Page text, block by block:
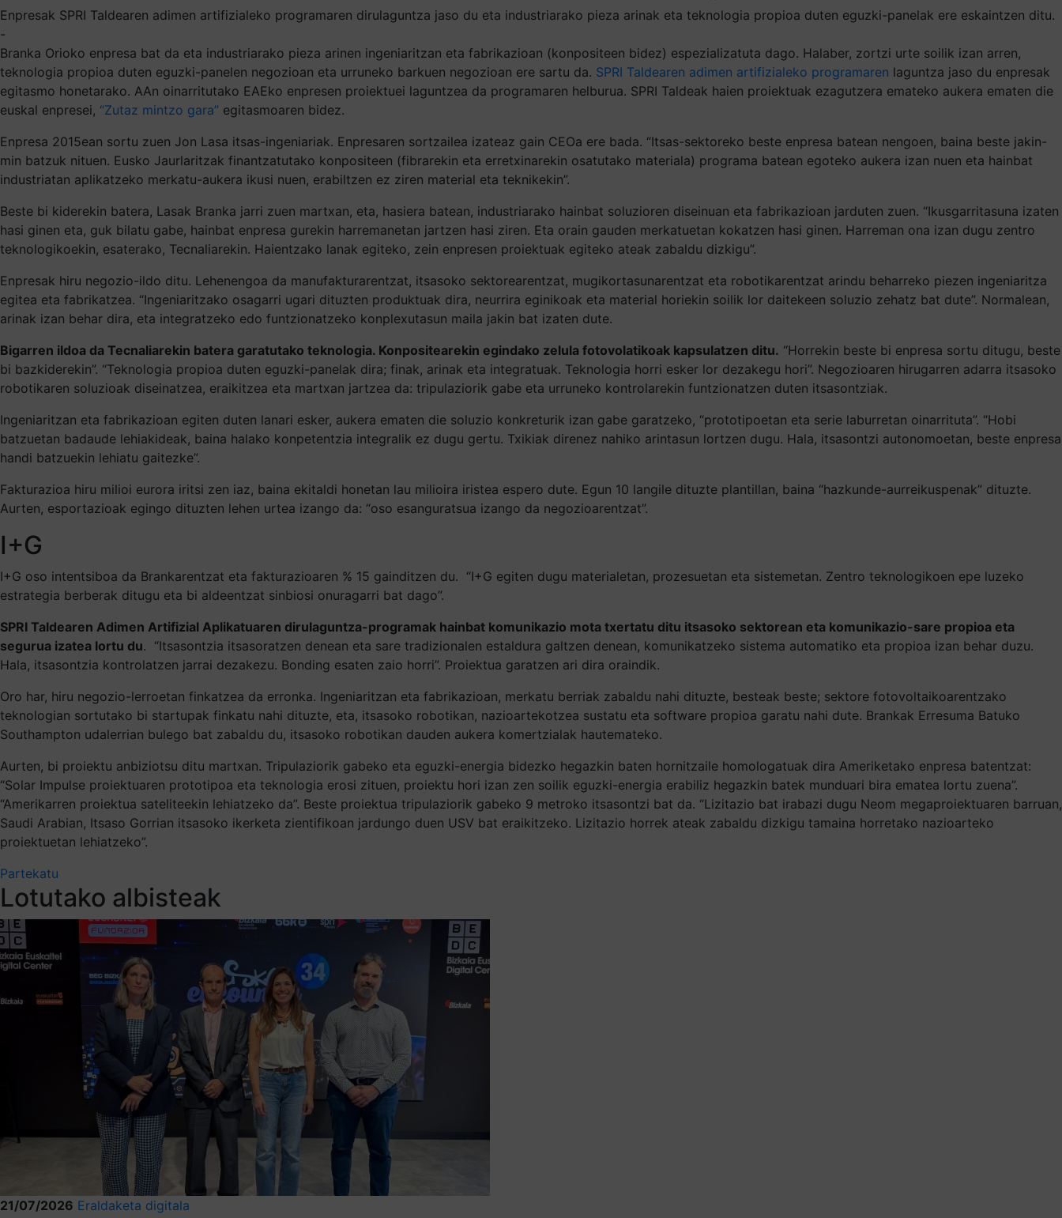
Enpresak SPRI Taldearen adimen artifizialeko programaren dirulaguntza jaso du eta industriarako pieza arinak eta teknologia propioa duten eguzki-panelak ere eskaintzen ditu.
-
Branka Orioko enpresa bat da eta industriarako pieza arinen ingeniaritzan eta fabrikazioan (konpositeen bidez) espezializatuta dago. Halaber, zortzi urte soilik izan arren,
teknologia propioa duten eguzki-panelen negozioan eta urruneko barkuen negozioan ere sartu da. SPRI Taldearen adimen artifizialeko programaren laguntza jaso du enpresak
egitasmo honetarako. AAn oinarritutako EAEko enpresen proiektuei laguntzea da programaren helburua. SPRI Taldeak haien proiektuak ezagutzera emateko aukera ematen die
euskal enpresei, “Zutaz mintzo gara” egitasmoaren bidez.
Enpresa 2015ean sortu zuen Jon Lasa itsas-ingeniariak. Enpresaren sortzailea izateaz gain CEOa ere bada. “Itsas-sektoreko beste enpresa batean nengoen, baina beste jakin-
min batzuk nituen. Eusko Jaurlaritzak finantzatutako konpositeen (fibrarekin eta erretxinarekin osatutako materiala) programa batean egoteko aukera izan nuen eta hainbat
industriatan aplikatzeko merkatu-aukera ikusi nuen, erabiltzen ez ziren material eta teknikekin”.
Beste bi kiderekin batera, Lasak Branka jarri zuen martxan, eta, hasiera batean, industriarako hainbat soluzioren diseinuan eta fabrikazioan jarduten zuen. “Ikusgarritasuna izaten
hasi ginen eta, guk bilatu gabe, hainbat enpresa gurekin harremanetan jartzen hasi ziren. Eta orain gauden merkatuetan kokatzen hasi ginen. Harreman ona izan dugu zentro
teknologikoekin, esaterako, Tecnaliarekin. Haientzako lanak egiteko, zein enpresen proiektuak egiteko ateak zabaldu dizkigu”.
Enpresak hiru negozio-ildo ditu. Lehenengoa da manufakturarentzat, itsasoko sektorearentzat, mugikortasunarentzat eta robotikarentzat arindu beharreko piezen ingeniaritza
egitea eta fabrikatzea. “Ingeniaritzako osagarri ugari dituzten produktuak dira, neurrira eginikoak eta material horiekin soilik lor daitekeen soluzio zehatz bat dute”. Normalean,
arinak izan behar dira, eta integratzeko edo funtzionatzeko konplexutasun maila jakin bat izaten dute.
Bigarren ildoa da Tecnaliarekin batera garatutako teknologia. Konpositearekin egindako zelula fotovolatikoak kapsulatzen ditu. “Horrekin beste bi enpresa sortu ditugu, beste
bi bazkiderekin”. “Teknologia propioa duten eguzki-panelak dira; finak, arinak eta integratuak. Teknologia horri esker lor dezakegu hori”. Negozioaren hirugarren adarra itsasoko
robotikaren soluzioak diseinatzea, eraikitzea eta martxan jartzea da: tripulaziorik gabe eta urruneko kontrolarekin funtzionatzen duten itsasontziak.
Ingeniaritzan eta fabrikazioan egiten duten lanari esker, aukera ematen die soluzio konkreturik izan gabe garatzeko, “prototipoetan eta serie laburretan oinarrituta”. “Hobi
batzuetan badaude lehiakideak, baina halako konpetentzia integralik ez dugu gertu. Txikiak direnez nahiko arintasun lortzen dugu. Hala, itsasontzi autonomoetan, beste enpresa
handi batzuekin lehiatu gaitezke”.
Fakturazioa hiru milioi eurora iritsi zen iaz, baina ekitaldi honetan lau milioira iristea espero dute. Egun 10 langile dituzte plantillan, baina “hazkunde-aurreikuspenak” dituzte.
Aurten, esportazioak egingo dituzten lehen urtea izango da: “oso esanguratsua izango da negozioarentzat”.
I+G
I+G oso intentsiboa da Brankarentzat eta fakturazioaren % 15 gainditzen du. “I+G egiten dugu materialetan, prozesuetan eta sistemetan. Zentro teknologikoen epe luzeko
estrategia berberak ditugu eta bi aldeentzat sinbiosi onuragarri bat dago”.
SPRI Taldearen Adimen Artifizial Aplikatuaren dirulaguntza-programak hainbat komunikazio mota txertatu ditu itsasoko sektorean eta komunikazio-sare propioa eta
segurua izatea lortu du. “Itsasontzia itsasoratzen denean eta sare tradizionalen estaldura galtzen denean, komunikatzeko sistema automatiko eta propioa izan behar duzu.
Hala, itsasontzia kontrolatzen jarrai dezakezu. Bonding esaten zaio horri”. Proiektua garatzen ari dira oraindik.
Oro har, hiru negozio-lerroetan finkatzea da erronka. Ingeniaritzan eta fabrikazioan, merkatu berriak zabaldu nahi dituzte, besteak beste; sektore fotovoltaikoarentzako
teknologian sortutako bi startupak finkatu nahi dituzte, eta, itsasoko robotikan, nazioartekotzea sustatu eta software propioa garatu nahi dute. Brankak Erresuma Batuko
Southampton udalerrian bulego bat zabaldu du, itsasoko robotikan dauden aukera komertzialak hautemateko.
Aurten, bi proiektu anbiziotsu ditu martxan. Tripulaziorik gabeko eta eguzki-energia bidezko hegazkin baten hornitzaile homologatuak dira Ameriketako enpresa batentzat:
“Solar Impulse proiektuaren prototipoa eta teknologia erosi zituen, proiektu hori izan zen soilik eguzki-energia erabiliz hegazkin batek munduari bira ematea lortu zuena”.
“Amerikarren proiektua sateliteekin lehiatzeko da”. Beste proiektua tripulaziorik gabeko 9 metroko itsasontzi bat da. “Lizitazio bat irabazi dugu Neom megaproiektuaren barruan,
Saudi Arabian, Itsaso Gorrian itsasoko ikerketa zientifikoan jardungo duen USV bat eraikitzeko. Lizitazio horrek ateak zabaldu dizkigu tamaina horretako nazioarteko
proiektuetan lehiatzeko”.
Partekatu
Lotutako albisteak
21/07/2026 Eraldaketa digitala